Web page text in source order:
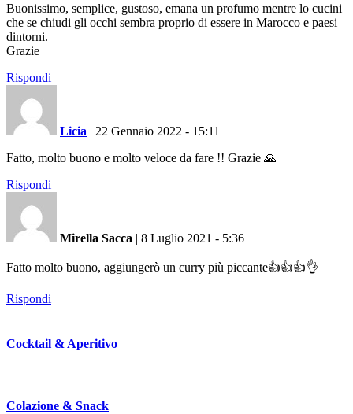
Buonissimo, semplice, gustoso, emana un profumo mentre lo cucini
che se chiudi gli occhi sembra proprio di essere in Marocco e paesi
dintorni.
Grazie
Rispondi
Licia | 22 Gennaio 2022 - 15:11
Fatto, molto buono e molto veloce da fare !! Grazie 🙏
Rispondi
Mirella Sacca | 8 Luglio 2021 - 5:36
Fatto molto buono, aggiungerò un curry più piccante👍👍👍👌
Rispondi
Cocktail & Aperitivo
Colazione & Snack